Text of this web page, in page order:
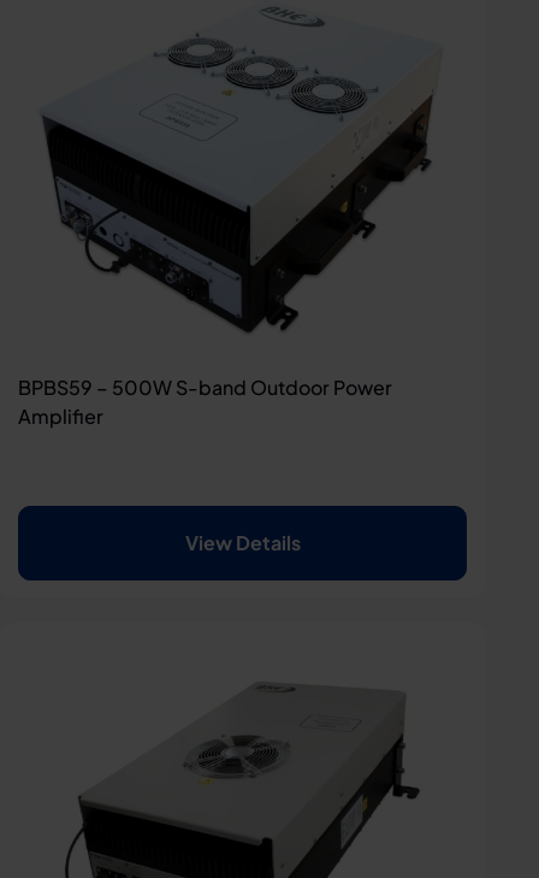
BPBS59 – 500W S-band Outdoor Power
Amplifier
View Details